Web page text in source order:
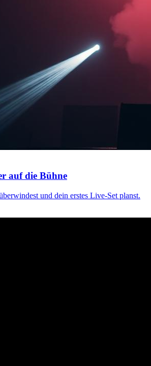
auf die Bühne
und dein erstes Live-Set planst.